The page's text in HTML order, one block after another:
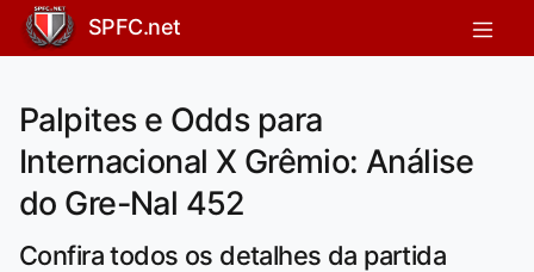
SPFC.net
Palpites e Odds para
Internacional X Grêmio: Análise
do Gre-Nal 452
Confira todos os detalhes da partida